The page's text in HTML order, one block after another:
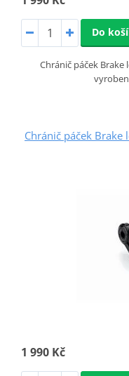
Do
Chránič páček Brake
Chránič páček Brake
1 990 Kč